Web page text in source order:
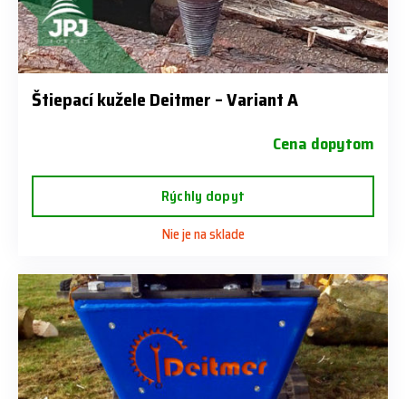
Štiepací kužele Deitmer – Variant A
Cena dopytom
Rýchly dopyt
Nie je na sklade